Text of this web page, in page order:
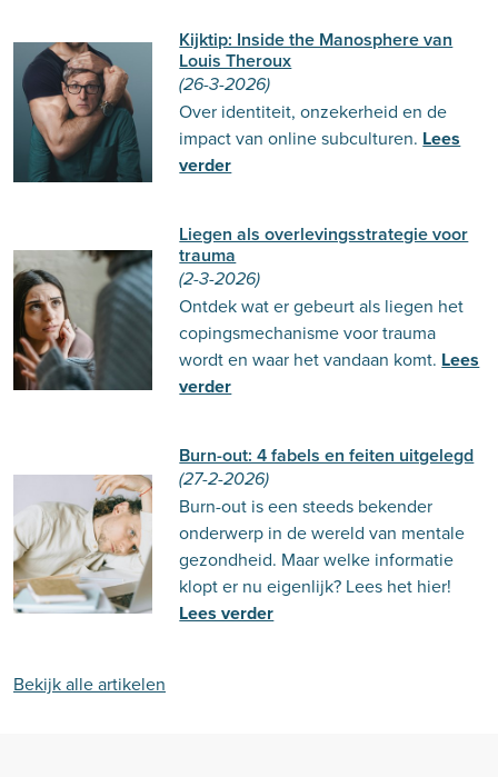
Kijktip: Inside the Manosphere van
Louis Theroux
(26-3-2026)
Over identiteit, onzekerheid en de
impact van online subculturen. Lees
verder
Liegen als overlevingsstrategie voor
trauma
(2-3-2026)
Ontdek wat er gebeurt als liegen het
copingsmechanisme voor trauma
wordt en waar het vandaan komt. Lees
verder
Burn-out: 4 fabels en feiten uitgelegd
(27-2-2026)
Burn-out is een steeds bekender
onderwerp in de wereld van mentale
gezondheid. Maar welke informatie
klopt er nu eigenlijk? Lees het hier!
Lees verder
Bekijk alle artikelen